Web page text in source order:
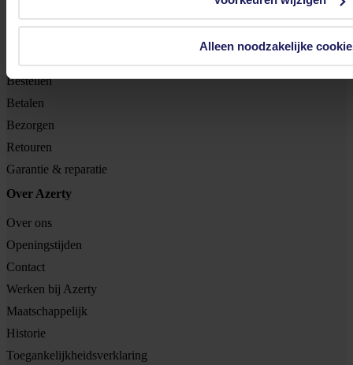
Alleen noodzakelijke
KvK nr: 55425437
Bestellen
Betalen
Bezorgen
Retouren
Garantie & reparatie
Over Azerty
Over ons
Openingstijden
Contact
Werken bij Azerty
Maatschappelijk
Historie
Toegankelijkheidsverklaring